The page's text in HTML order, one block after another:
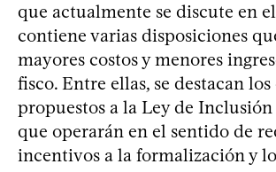
que actualmente se discute en
contiene varias disposiciones
mayores costos y menores
fisco. Entre ellas, se destacan
propuestos a la Ley de
que operarán en el sentido de
incentivos a la formalización y